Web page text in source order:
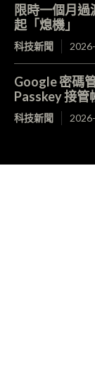
限時一個月過
起「熄機」
科技新聞
Google 密碼
Passkey 接管
科技新聞